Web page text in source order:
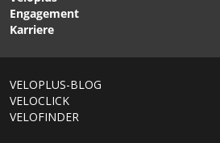
Engagement
Karriere
VELOPLUS-BLOG
VELOCLICK
VELOFINDER